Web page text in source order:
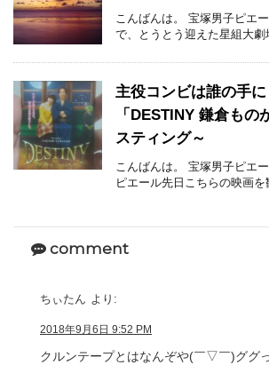
こんばんは。 宝塚男子ピエ
で、とうとう迎えた星組大劇
主役コンビは誰の手
「DESTINY 鎌倉もの
スティング～
こんばんは。 宝塚男子ピエ
ピエール先日こちらの映画
comment
ちぃたん より:
2018年9月6日 9:52 PM
クルンテープとはなんぞや(￣▽￣)ググ